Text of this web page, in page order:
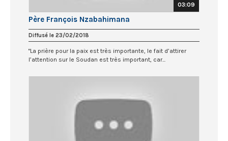
03:09
Père François Nzabahimana
Diffusé le 23/02/2018
"La prière pour la paix est très importante, le fait d’attirer
l’attention sur le Soudan est très important, car...